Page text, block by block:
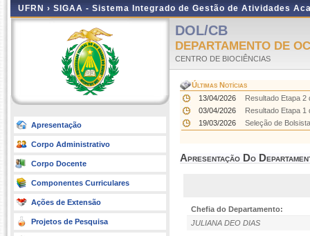
UFRN › SIGAA - Sistema Integrado de Gestão de Atividades
Apresentação
Corpo Administrativo
Corpo Docente
Componentes Curriculares
Ações de Extensão
Projetos de Pesquisa
DOL/CB
DEPARTAMENTO DE
CENTRO DE BIOCIÊNCIAS
Últimas Notícias
13/04/2026
Resultado Etapa
03/04/2026
Resultado Etapa
19/03/2026
Seleção de
Apresentação Do
Chefia do Departamento:
JULIANA DEO DIAS